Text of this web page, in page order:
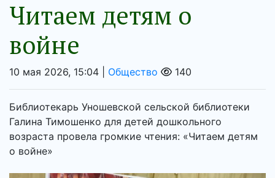
Читаем детям о
войне
10 мая 2026, 15:04 | Общество 140
Библиотекарь Уношевской сельской библиотеки
Галина Тимошенко для детей дошкольного
возраста провела громкие чтения: «Читаем детям
о войне»